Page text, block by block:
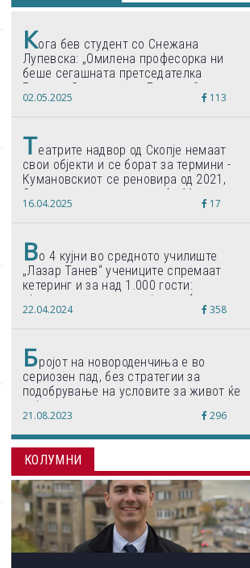
Кога бев студент со Снежана
Лупевска: „Омилена професорка ни
беше сегашната претседателка
Гордана Сиљановска-Давкова“
02.05.2025 113
Театрите надвор од Скопје немаат
свои објекти и се борат за термини -
Кумановскиот се реновира од 2021,
Струмичкиот се гради веќе 11 години
16.04.2025 17
Во 4 кујни во средното училиште
„Лазар Танев“ учениците спремаат
кетеринг и за над 1.000 гости:
„Формиравме компанија и работиме
по светски стандарди“
22.04.2024 358
Бројот на новороденчиња е во
сериозен пад, без стратегии за
подобрување на условите за живот ќе
дојде до затворање на училишта,
предупредуваат експертите
21.08.2023 296
КОЛУМНИ